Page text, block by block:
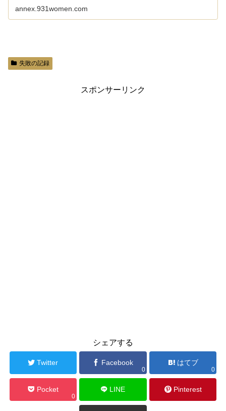
annex.931women.com
失敗の記録
スポンサーリンク
シェアする
Twitter Facebook
0
はてブ
0
Pocket
0
LINE Pinterest